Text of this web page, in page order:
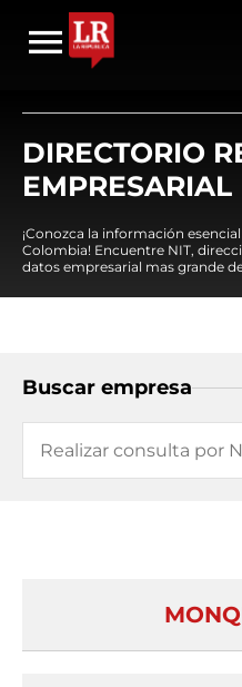
DIRECTORIO
EMPRESARIAL
¡Conozca la información
Colombia! Encuentre NIT,
datos empresarial mas grande
Buscar empresa